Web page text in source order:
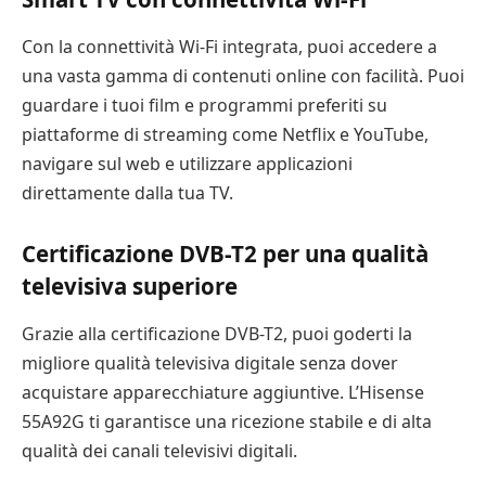
Con la connettività Wi-Fi integrata, puoi accedere a
una vasta gamma di contenuti online con facilità. Puoi
guardare i tuoi film e programmi preferiti su
piattaforme di streaming come Netflix e YouTube,
navigare sul web e utilizzare applicazioni
direttamente dalla tua TV.
Certificazione DVB-T2 per una qualità
televisiva superiore
Grazie alla certificazione DVB-T2, puoi goderti la
migliore qualità televisiva digitale senza dover
acquistare apparecchiature aggiuntive. L’Hisense
55A92G ti garantisce una ricezione stabile e di alta
qualità dei canali televisivi digitali.